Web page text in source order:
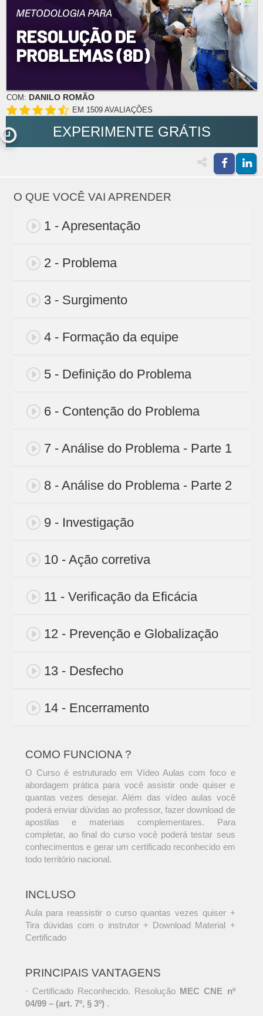
COM: DANILO ROMÃO
EM 1509 AVALIAÇÕES
EXPERIMENTE GRÁTIS
O QUE VOCÊ VAI APRENDER
1 - Apresentação
2 - Problema
3 - Surgimento
4 - Formação da equipe
5 - Definição do Problema
6 - Contenção do Problema
7 - Análise do Problema - Parte 1
8 - Análise do Problema - Parte 2
9 - Investigação
10 - Ação corretiva
11 - Verificação da Eficácia
12 - Prevenção e Globalização
13 - Desfecho
14 - Encerramento
COMO FUNCIONA ?
O Curso é estruturado em Vídeo Aulas com foco e
abordagem prática para você assistir onde quiser e
quantas vezes desejar. Além das vídeo aulas você
poderá enviar dúvidas ao professor, fazer download de
apostilas e materiais complementares. Para
completar, ao final do curso você poderá testar seus
conhecimentos e gerar um certificado reconhecido em
todo território nacional.
INCLUSO
Aula para reassistir o curso quantas vezes quiser +
Tira dúvidas com o instrutor + Download Material +
Certificado
PRINCIPAIS VANTAGENS
· Certificado Reconhecido. Resolução MEC CNE nº
04/99 – (art. 7º, § 3º) .